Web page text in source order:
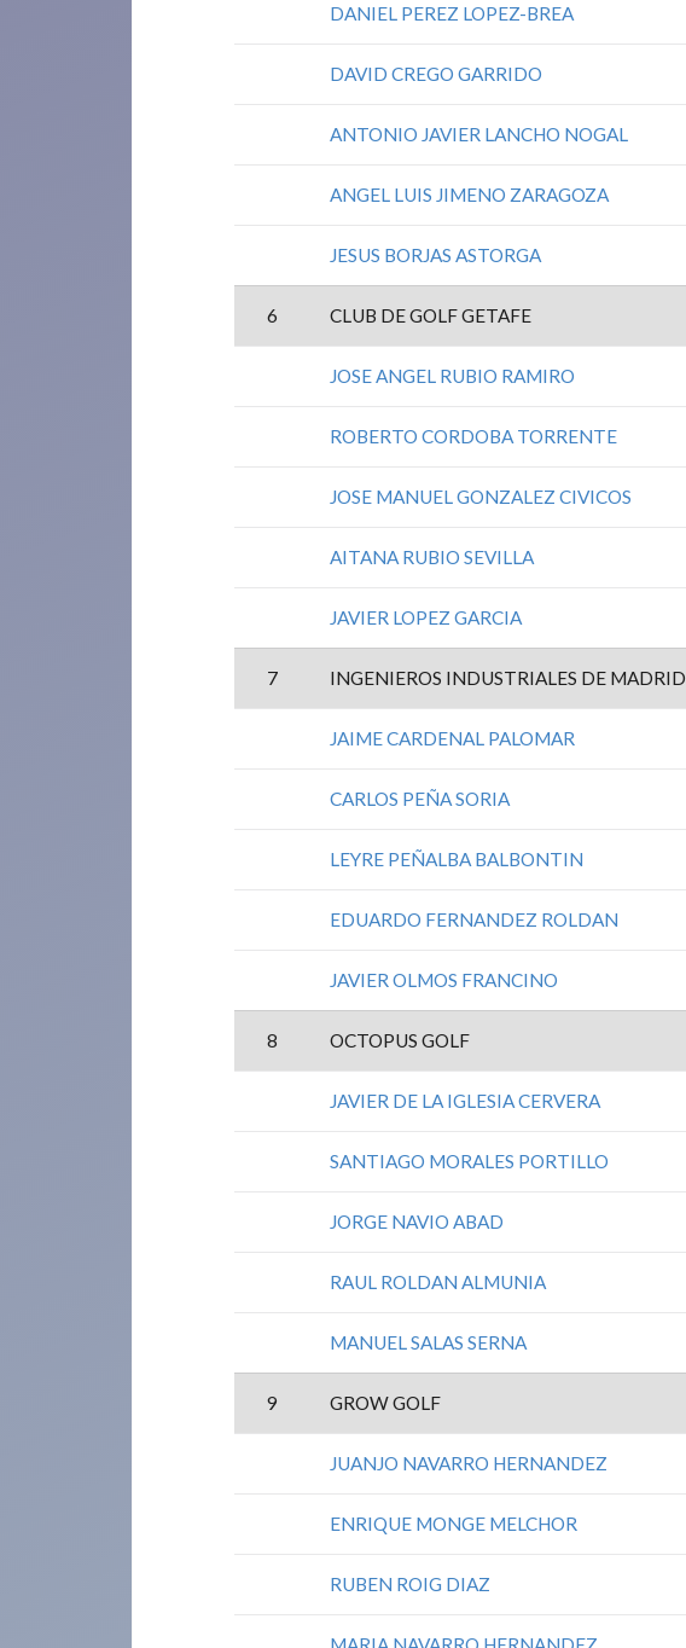
DANIEL PEREZ LOPEZ-BREA
DAVID CREGO GARRIDO
ANTONIO JAVIER LANCHO NOGAL
ANGEL LUIS JIMENO ZARAGOZA
JESUS BORJAS ASTORGA
6 CLUB DE GOLF GETAFE
JOSE ANGEL RUBIO RAMIRO
ROBERTO CORDOBA TORRENTE
JOSE MANUEL GONZALEZ CIVICOS
AITANA RUBIO SEVILLA
JAVIER LOPEZ GARCIA
7 INGENIEROS INDUSTRIALES DE MADRID
JAIME CARDENAL PALOMAR
CARLOS PEÑA SORIA
LEYRE PEÑALBA BALBONTIN
EDUARDO FERNANDEZ ROLDAN
JAVIER OLMOS FRANCINO
8 OCTOPUS GOLF
JAVIER DE LA IGLESIA CERVERA
SANTIAGO MORALES PORTILLO
JORGE NAVIO ABAD
RAUL ROLDAN ALMUNIA
MANUEL SALAS SERNA
9 GROW GOLF
JUANJO NAVARRO HERNANDEZ
ENRIQUE MONGE MELCHOR
RUBEN ROIG DIAZ